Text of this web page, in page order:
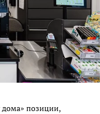
дома» позиции,